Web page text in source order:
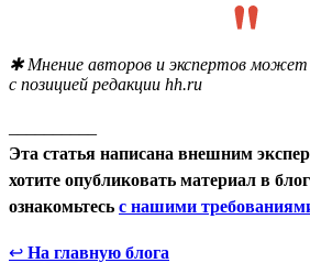
✱ Мнение авторов и экспертов может
с позицией редакции hh.ru
Эта статья написана внешним
хотите опубликовать материал в
ознакомьтесь с нашими
↩ На главную блога